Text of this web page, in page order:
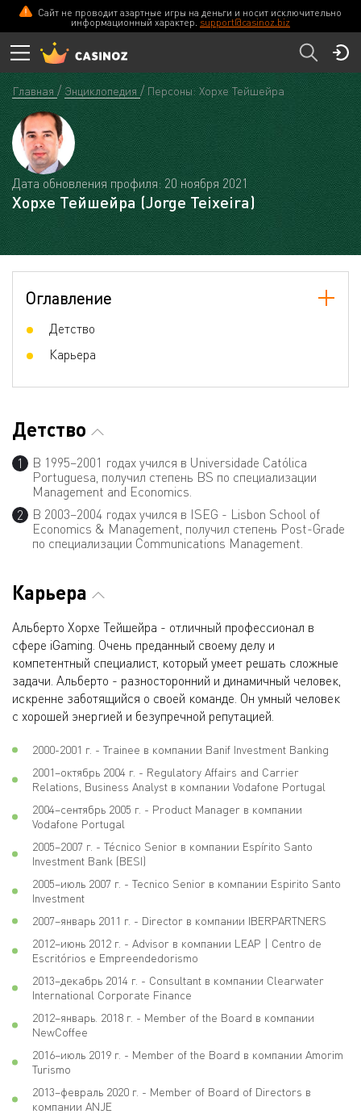
Сайт не проводит азартные игры на деньги и носит исключительно
информационный характер. support@casinoz.biz
Главная Энциклопедия Персоны: Хорхе Тейшейра
Дата обновления профиля: 20 ноября 2021
Хорхе Тейшейра (Jorge Teixeira)
Оглавление
Детство
Карьера
Детство
В 1995–2001 годах учился в Universidade Católica
Portuguesa, получил степень BS по специализации
Management and Economics.
В 2003–2004 годах учился в ISEG - Lisbon School of
Economics & Management, получил степень Post-Grade
по специализации Communications Management.
Карьера
Альберто Хорхе Тейшейра - отличный профессионал в
сфере iGaming. Очень преданный своему делу и
компетентный специалист, который умеет решать сложные
задачи. Альберто - разносторонний и динамичный человек,
искренне заботящийся о своей команде. Он умный человек
с хорошей энергией и безупречной репутацией.
2000-2001 г. - Trainee в компании Banif Investment Banking
2001–октябрь 2004 г. - Regulatory Affairs and Carrier
Relations, Business Analyst в компании Vodafone Portugal
2004–сентябрь 2005 г. - Product Manager в компании
Vodafone Portugal
2005–2007 г. - Técnico Senior в компании Espírito Santo
Investment Bank (BESI)
2005–июль 2007 г. - Tecnico Senior в компании Espirito Santo
Investment
2007–январь 2011 г. - Director в компании IBERPARTNERS
2012–июнь 2012 г. - Advisor в компании LEAP | Centro de
Escritórios e Empreendedorismo
2013–декабрь 2014 г. - Consultant в компании Clearwater
International Corporate Finance
2012–январь. 2018 г. - Member of the Board в компании
NewCoffee
2016–июль 2019 г. - Member of the Board в компании Amorim
Turismo
2013–февраль 2020 г. - Member of Board of Directors в
компании ANJE